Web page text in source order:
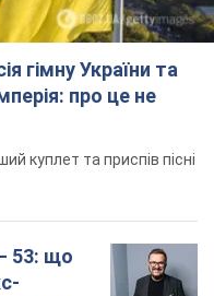
гімну України та
про це не
куплет та приспів пісні
53: що